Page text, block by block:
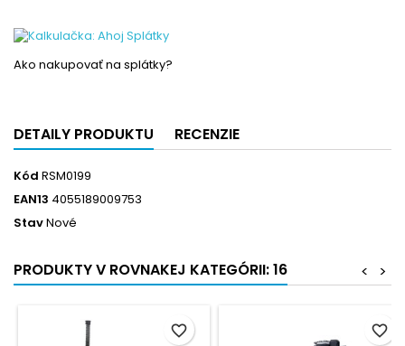
Ako nakupovať na splátky?
DETAILY PRODUKTU RECENZIE
Kód RSM0199
EAN13 4055189009753
StavNové
PRODUKTY V ROVNAKEJ KATEGÓRII: 16 >
<
favorite_border favorite_border